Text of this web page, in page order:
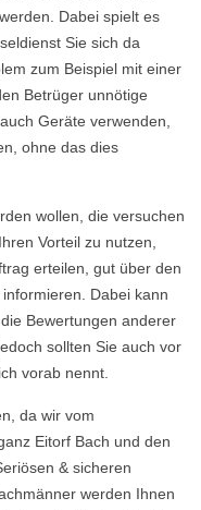
Dabei spielt es
Sie sich da
zum Beispiel mit einer
Betrüger unnötige
Geräte verwenden,
ohne das dies
wollen, die versuchen
Vorteil zu nutzen,
erteilen, gut über den
Dabei kann
Bewertungen anderer
sollten Sie auch vor
vorab nennt.
da wir vom
Eitorf Bach und den
& sicheren
werden Ihnen